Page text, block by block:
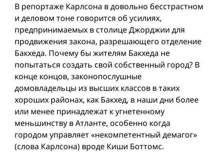
В репортаже Карлсона в довольно бесстрастном
и деловом тоне говорится об усилиях,
предпринимаемых в столице Джорджии для
продвижения закона, разрешающего отделение
Бакхеда. Почему бы жителям Бакхеда не
попытаться создать свой собственный город? В
конце концов, законопослушные
домовладельцы из высших классов в таких
хороших районах, как Бакхед, в наши дни более
или менее принадлежат к угнетенному
меньшинству в Атланте, особенно когда
городом управляет «некомпетентный демагог»
(слова Карлсона) вроде Киши Боттомс.